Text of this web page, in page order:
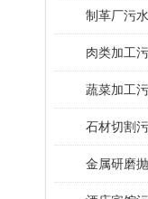
制革厂污
肉类加工
蔬菜加工
石材切割
金属研磨